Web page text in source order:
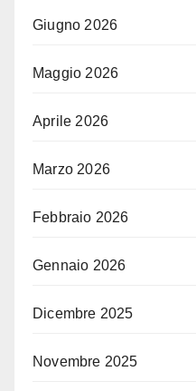
Giugno 2026
Maggio 2026
Aprile 2026
Marzo 2026
Febbraio 2026
Gennaio 2026
Dicembre 2025
Novembre 2025